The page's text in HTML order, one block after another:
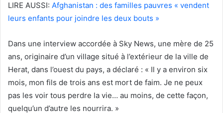
LIRE AUSSI: Afghanistan : des familles pauvres « vendent
leurs enfants pour joindre les deux bouts »
Dans une interview accordée à Sky News, une mère de 25
ans, originaire d’un village situé à l’extérieur de la ville de
Herat, dans l’ouest du pays, a déclaré : « Il y a environ six
mois, mon fils de trois ans est mort de faim. Je ne peux
pas les voir tous perdre la vie… au moins, de cette façon,
quelqu’un d’autre les nourrira. »